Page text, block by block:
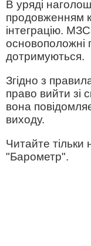
В уряді
продовженням
інтеграцію.
дотримуються.
Згідно з
право вийти зі
вона
виходу.
Читайте
"Барометр".